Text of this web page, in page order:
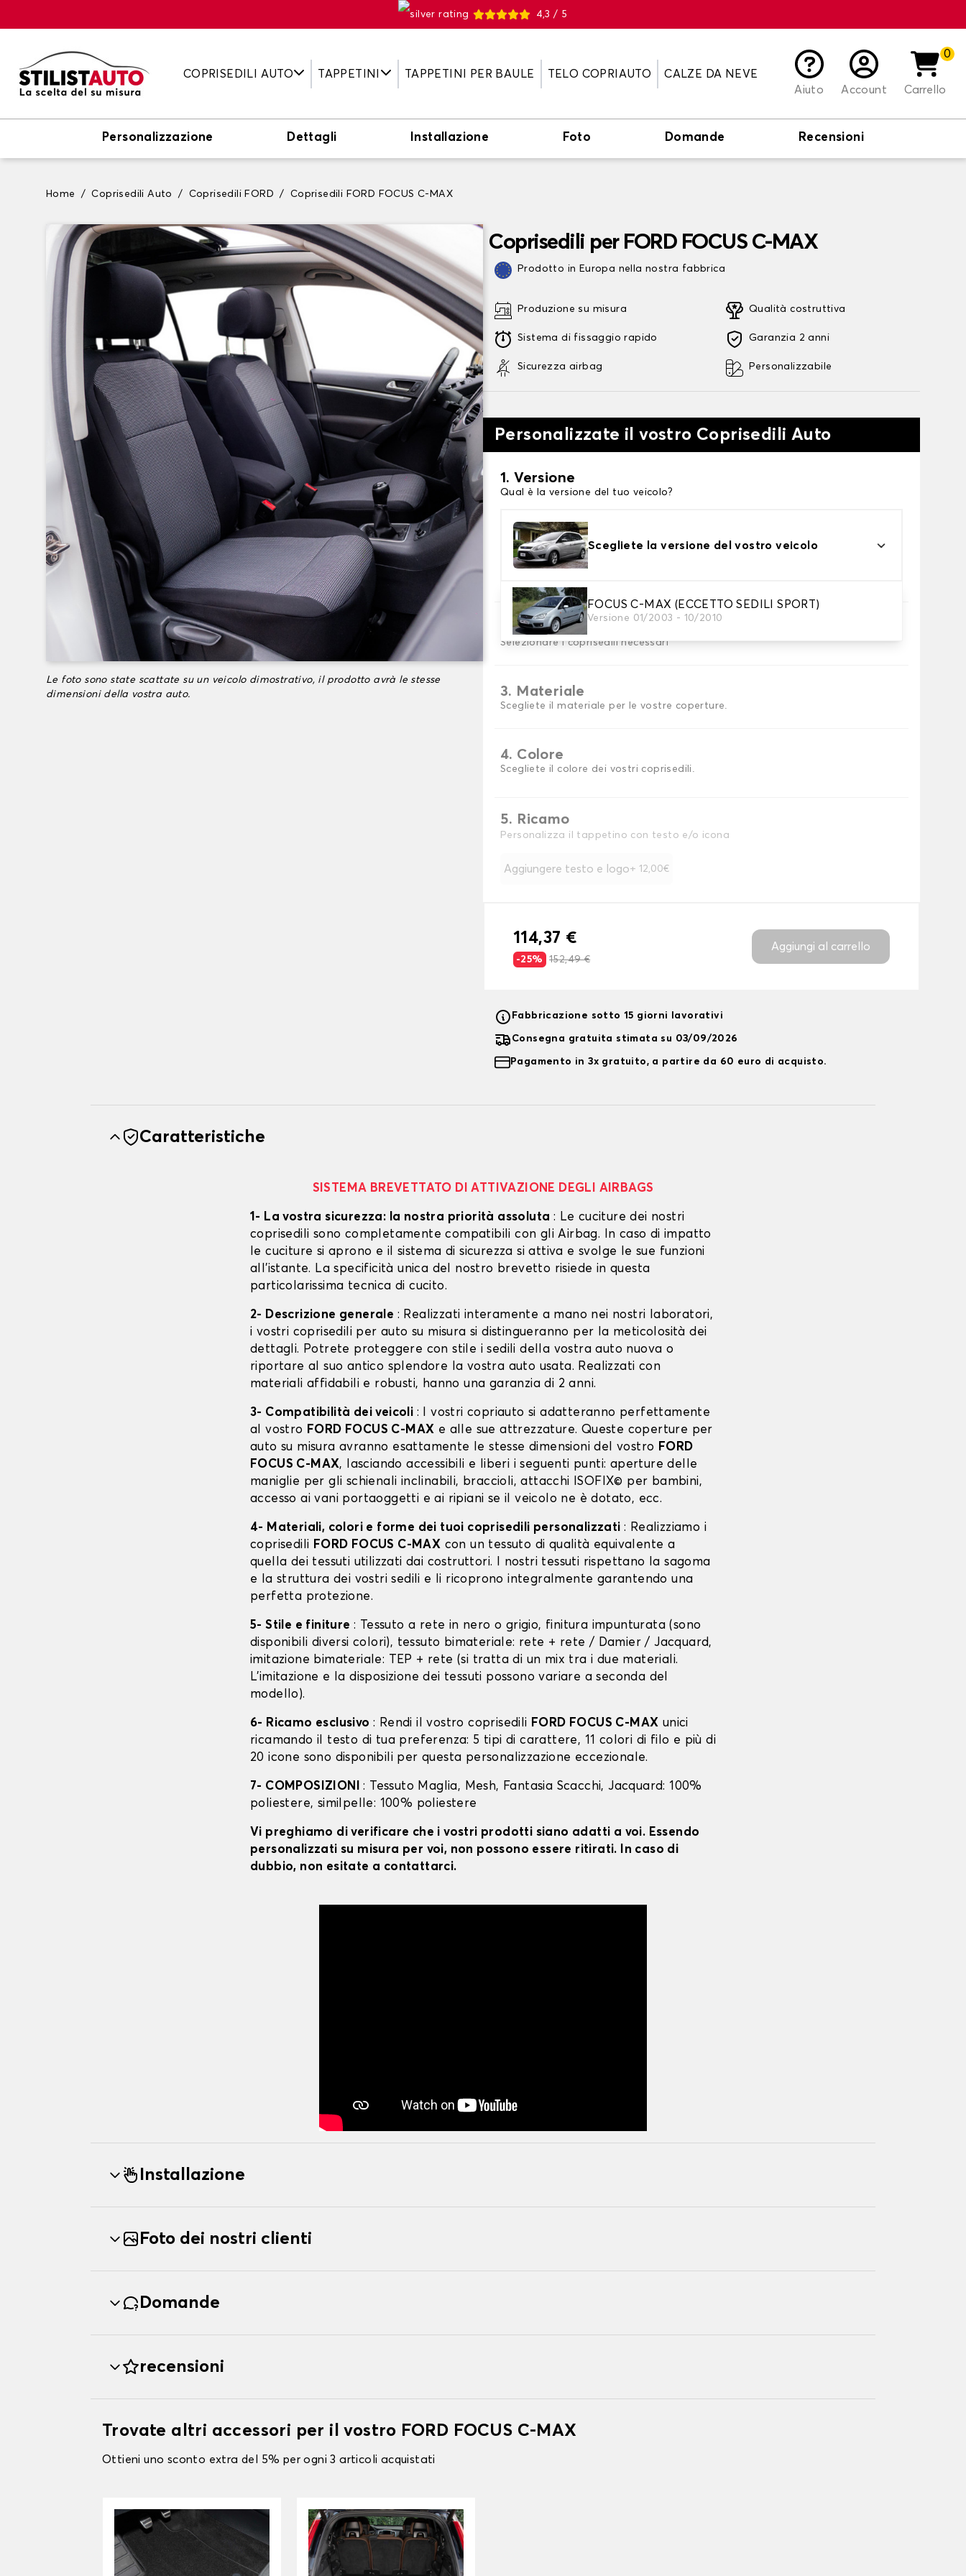
4,3 / 5
COPRISEDILI AUTO TAPPETINI TAPPETINI PER BAULE TELO COPRIAUTO
CALZE DA NEVE
Aiuto
Account
0
Carrello
Personalizzazione Dettagli Installazione Foto Domande Recensioni
Home Coprisedili Auto Coprisedili FORD Coprisedili FORD FOCUS C-MAX
Le foto sono state scattate su un veicolo dimostrativo, il prodotto avrà le stesse
dimensioni della vostra auto.
Coprisedili per FORD FOCUS C-MAX
Prodotto in Europa nella nostra fabbrica
Produzione su misura
Sistema di fissaggio rapido
Sicurezza airbag
Qualità costruttiva
Garanzia 2 anni
Personalizzabile
Personalizzate il vostro Coprisedili Auto
1. Versione
Qual è la versione del tuo veicolo?
Scegliete la versione del vostro veicolo
FOCUS C-MAX (ECCETTO SEDILI SPORT)
Versione 01/2003 - 10/2010
2. Set di coperture
Selezionare i coprisedili necessari
3. Materiale
Scegliete il materiale per le vostre coperture.
4. Colore
Scegliete il colore dei vostri coprisedili.
5. Ricamo
Personalizza il tappetino con testo e/o icona
Aggiungere testo e logo + 12,00€
114,37 €
-25% 152,49 €
Aggiungi al carrello
Fabbricazione sotto 15 giorni lavorativi
Consegna gratuita stimata su 03/09/2026
Pagamento in 3x gratuito, a partire da 60 euro di acquisto.
Caratteristiche
SISTEMA BREVETTATO DI ATTIVAZIONE DEGLI AIRBAGS
1- La vostra sicurezza: la nostra priorità assoluta : Le cuciture dei nostri
coprisedili sono completamente compatibili con gli Airbag. In caso di impatto
le cuciture si aprono e il sistema di sicurezza si attiva e svolge le sue funzioni
all'istante. La specificità unica del nostro brevetto risiede in questa
particolarissima tecnica di cucito.
2- Descrizione generale : Realizzati interamente a mano nei nostri laboratori,
i vostri coprisedili per auto su misura si distingueranno per la meticolosità dei
dettagli. Potrete proteggere con stile i sedili della vostra auto nuova o
riportare al suo antico splendore la vostra auto usata. Realizzati con
materiali affidabili e robusti, hanno una garanzia di 2 anni.
3- Compatibilità dei veicoli : I vostri copriauto si adatteranno perfettamente
al vostro FORD FOCUS C-MAX e alle sue attrezzature. Queste coperture per
auto su misura avranno esattamente le stesse dimensioni del vostro FORD
FOCUS C-MAX, lasciando accessibili e liberi i seguenti punti: aperture delle
maniglie per gli schienali inclinabili, braccioli, attacchi ISOFIX© per bambini,
accesso ai vani portaoggetti e ai ripiani se il veicolo ne è dotato, ecc.
4- Materiali, colori e forme dei tuoi coprisedili personalizzati : Realizziamo i
coprisedili FORD FOCUS C-MAX con un tessuto di qualità equivalente a
quella dei tessuti utilizzati dai costruttori. I nostri tessuti rispettano la sagoma
e la struttura dei vostri sedili e li ricoprono integralmente garantendo una
perfetta protezione.
5- Stile e finiture : Tessuto a rete in nero o grigio, finitura impunturata (sono
disponibili diversi colori), tessuto bimateriale: rete + rete / Damier / Jacquard,
imitazione bimateriale: TEP + rete (si tratta di un mix tra i due materiali.
L'imitazione e la disposizione dei tessuti possono variare a seconda del
modello).
6- Ricamo esclusivo : Rendi il vostro coprisedili FORD FOCUS C-MAX unici
ricamando il testo di tua preferenza: 5 tipi di carattere, 11 colori di filo e più di
20 icone sono disponibili per questa personalizzazione eccezionale.
7- COMPOSIZIONI: Tessuto Maglia, Mesh, Fantasia Scacchi, Jacquard: 100%
poliestere, similpelle: 100% poliestere
Vi preghiamo di verificare che i vostri prodotti siano adatti a voi. Essendo
personalizzati su misura per voi, non possono essere ritirati. In caso di
dubbio, non esitate a contattarci.
Installazione
Foto dei nostri clienti
Domande
recensioni
Trovate altri accessori per il vostro FORD FOCUS C-MAX
Ottieni uno sconto extra del 5% per ogni 3 articoli acquistati